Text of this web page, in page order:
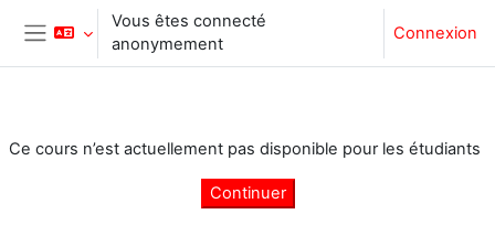
Passer au contenu principal
Panneau latéral
Vous êtes connecté
anonymement
Connexion
Ce cours n’est actuellement pas disponible pour les étudiants
Continuer